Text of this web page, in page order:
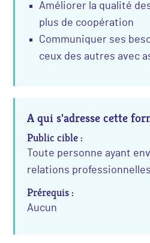
Améliorer la qualité
plus de coopération
Communiquer ses
ceux des autres avec
A qui s'adresse cette
Public cible :
Toute personne ayant
relations
Prérequis :
Aucun